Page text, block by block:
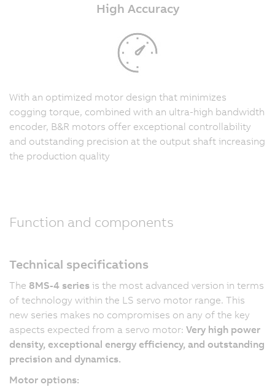
High Accuracy
With an optimized motor design that minimizes
cogging torque, combined with an ultra-high bandwidth
encoder, B&R motors offer exceptional controllability
and outstanding precision at the output shaft increasing
the production quality
Function and components
Technical specifications
The 8MS-4 series is the most advanced version in terms
of technology within the LS servo motor range. This
new series makes no compromises on any of the key
aspects expected from a servo motor: Very high power
density, exceptional energy efficiency, and outstanding
precision and dynamics.
Motor options: